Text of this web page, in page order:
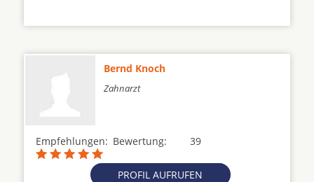
Bernd Knoch
Zahnarzt
Empfehlungen: 39
Bewertung:
PROFIL AUFRUFEN